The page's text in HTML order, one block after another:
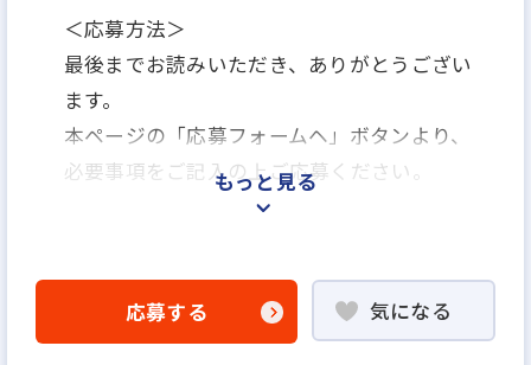
＜応募方法＞
最後までお読みいただき、ありがとうござい
ます。
本ページの「応募フォームヘ」ボタンより、
必要事項をご記入の上ご応募ください。
「応募フォームへ」よりエントリー
書類選考
もっと見る
応募する 気になる